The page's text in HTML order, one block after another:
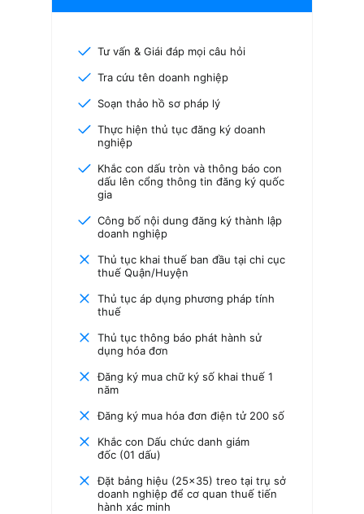
Tư vấn & Giái đáp mọi câu hỏi
Tra cứu tên doanh nghiệp
Soạn thảo hồ sơ pháp lý
Thực hiện thủ tục đăng ký doanh
nghiệp
Khắc con dấu tròn và thông báo con
dấu lên cổng thông tin đăng ký quốc
gia
Công bố nội dung đăng ký thành lập
doanh nghiệp
Thủ tục khai thuế ban đầu tại chi cục
thuế Quận/Huyện
Thủ tục áp dụng phương pháp tính
thuế
Thủ tục thông báo phát hành sử
dụng hóa đơn
Đăng ký mua chữ ký số khai thuế 1
năm
Đăng ký mua hóa đơn điện tử 200 số
Khắc con Dấu chức danh giám
đốc (01 dấu)
Đặt bảng hiệu (25×35) treo tại trụ sở
doanh nghiệp để cơ quan thuế tiến
hành xác minh